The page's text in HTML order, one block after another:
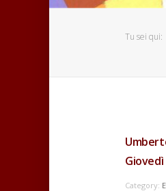
Tu sei qui:
Giovedì
Category: